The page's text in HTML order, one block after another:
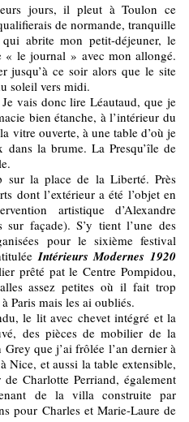
jours, il pleut à Toulon ce
de normande, tranquille
qui abrite mon petit-déjeuner, le
« le journal » avec mon allongé.
jusqu’à ce soir alors que le site
soleil vers midi.
vais donc lire Léautaud, que je
bien étanche, à l’intérieur du
vitre ouverte, à une table d’où je
dans la brume. La Presqu’île de
sur la place de la Liberté. Près
dont l’extérieur a été l’objet en
artistique d’Alexandre
façade). S’y tient l’une des
pour le sixième festival
Intérieurs Modernes 1920
prêté pat le Centre Pompidou,
assez petites où il fait trop
Paris mais les ai oubliés.
le lit avec chevet intégré et la
des pièces de mobilier de la
que j’ai frôlée l’an dernier à
Nice, et aussi la table extensible,
Charlotte Perriand, également
de la villa construite par
pour Charles et Marie-Laure de